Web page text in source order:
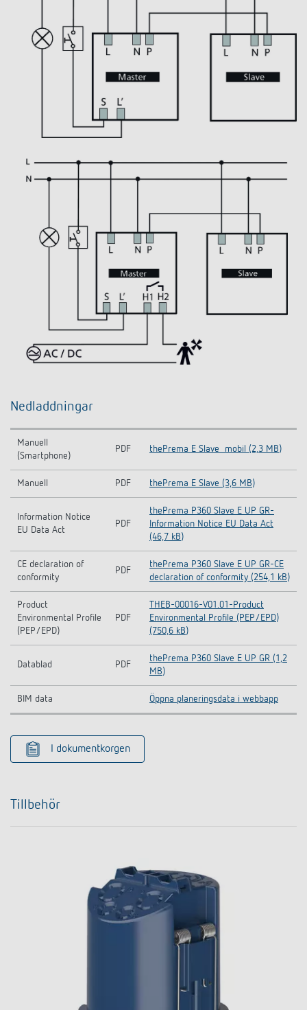
Nedladdningar
Manuell
(Smartphone)
PDF thePrema E Slave_mobil (2,3 MB)
Manuell PDF thePrema E Slave (3,6 MB)
Information Notice
EU Data Act
PDF
thePrema P360 Slave E UP GR-
Information Notice EU Data Act
(46,7 kB)
CE declaration of
conformity
PDF
thePrema P360 Slave E UP GR-CE
declaration of conformity (254,1 kB)
Product
Environmental Profile
(PEP/EPD)
PDF
THEB-00016-V01.01-Product
Environmental Profile (PEP/EPD)
(750,6 kB)
Datablad PDF
thePrema P360 Slave E UP GR (1,2
MB)
BIM data Öppna planeringsdata i webbapp
I dokumentkorgen
Tillbehör